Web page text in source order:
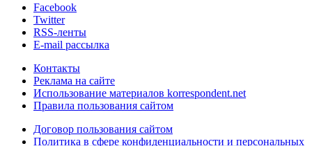
Facebook
Twitter
RSS-ленты
E-mail рассылка
Контакты
Реклама на сайте
Использование материалов korrespondent.net
Правила пользования сайтом
Договор пользования сайтом
Политика в сфере конфиденциальности и персональных